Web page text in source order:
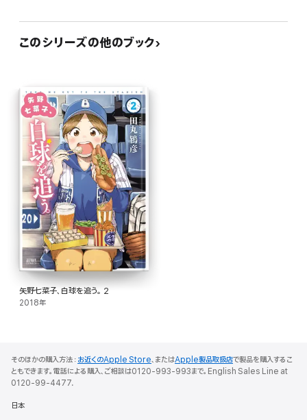
このシリーズの他のブック
矢野七菜子、白球を追う。 2
2018年
そのほかの購入方法： お近くのApple Store、またはApple製品取扱店で製品を購入するこ
ともできます。電話による購入、ご相談は0120-993-993まで。English Sales Line at
0120-99-4477.
日本